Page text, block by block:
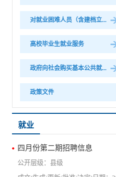
对就业困难人员（含建档立...
高校毕业生就业服务
政府向社会购买基本公共就...
政策文件
就业
四月份第二期招聘信息
县级